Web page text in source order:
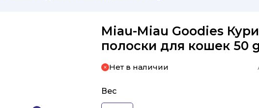
Miau-Miau Goodies
полоски для кошек 50
Нет в наличии
Вес